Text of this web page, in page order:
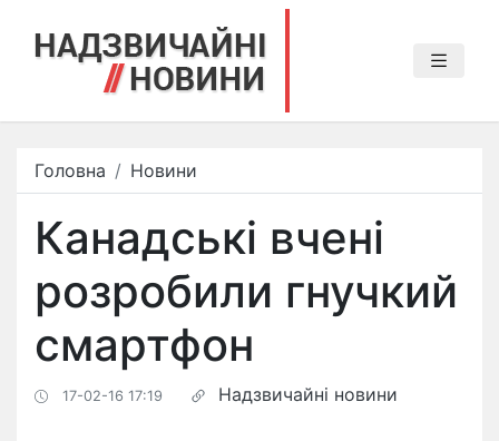
Головна Новини
Канадські вчені
розробили гнучкий
смартфон
17-02-16 17:19 Надзвичайні новини